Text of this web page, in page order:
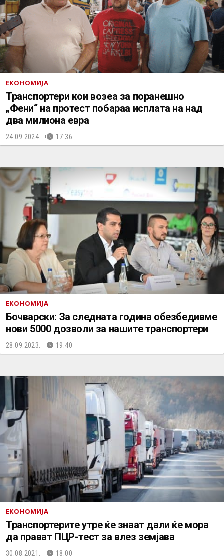
ЕКОНОМИЈА
Транспортери кои возеа за поранешно
„Фени“ на протест побараа исплата на над
два милиона евра
24.09.2024. 17:36
ЕКОНОМИЈА
Бочварски: За следната година обезбедивме
нови 5000 дозволи за нашите транспортери
28.09.2023. 19:40
ЕКОНОМИЈА
Транспортерите утре ќе знаат дали ќе мора
да прават ПЦР-тест за влез земјава
30.08.2021. 18:00